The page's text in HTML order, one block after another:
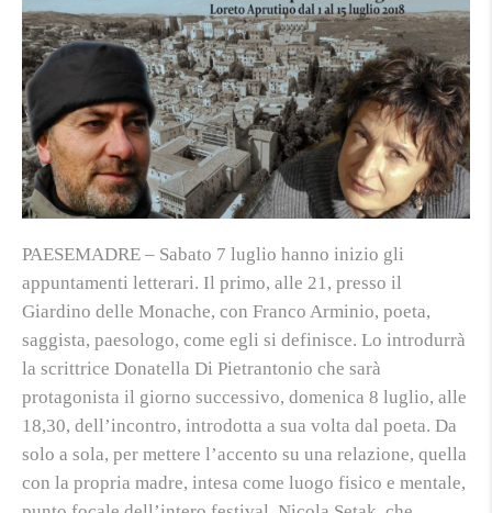
PAESEMADRE – Sabato 7 luglio hanno inizio gli
appuntamenti letterari. Il primo, alle 21, presso il
Giardino delle Monache, con Franco Arminio, poeta,
saggista, paesologo, come egli si definisce. Lo introdurrà
la scrittrice Donatella Di Pietrantonio che sarà
protagonista il giorno successivo, domenica 8 luglio, alle
18,30, dell’incontro, introdotta a sua volta dal poeta. Da
solo a sola, per mettere l’accento su una relazione, quella
con la propria madre, intesa come luogo fisico e mentale,